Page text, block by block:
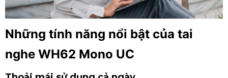
Những tính năng nổi bật của tai
nghe WH62 Mono UC